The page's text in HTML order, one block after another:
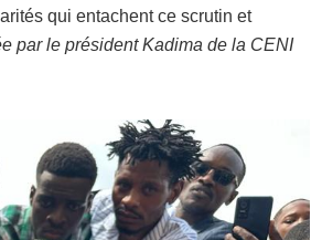
qui entachent ce scrutin et
par le président Kadima de la CENI